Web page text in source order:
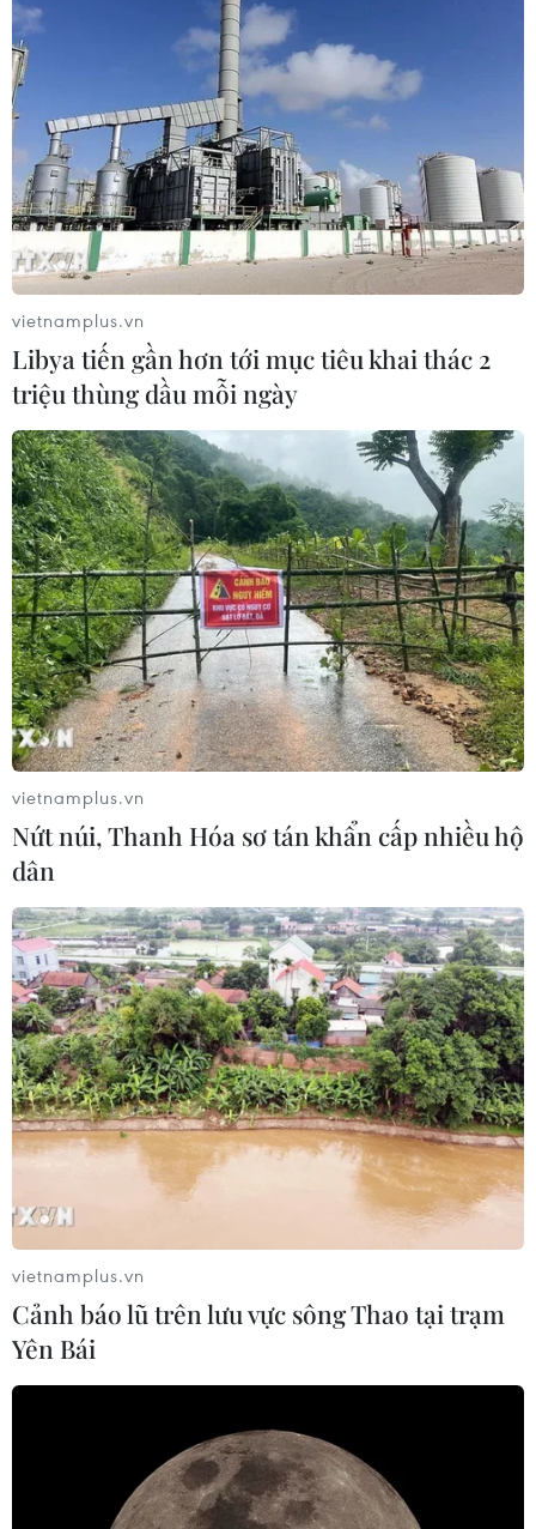
TIN CÙNG CHUYÊN MỤC
Bộ Giáo dục và Đào tạo
công bố Khung kế hoạch thời gian
năm học
07/08/2026 23:54
7 học sinh đội tuyển Việt Nam đoạt
vietnamplus.vn
Libya tiến gần hơn tới mục tiêu khai thác 2
triệu thùng dầu mỗi ngày
vietnamplus.vn
Nứt núi, Thanh Hóa sơ tán khẩn cấp nhiều hộ
dân
vietnamplus.vn
Cảnh báo lũ trên lưu vực sông Thao tại trạm
Yên Bái